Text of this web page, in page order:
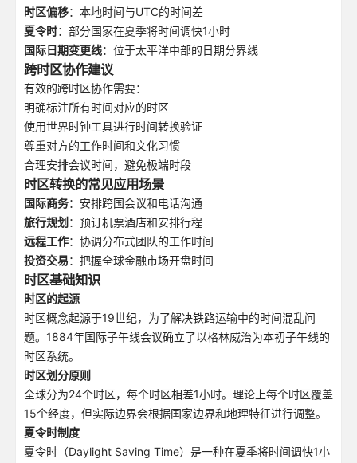
时区偏移：本地时间与UTC的时间差
夏令时：部分国家在夏季将时间调快1小时
国际日期变更线：位于太平洋中部的日期分界线
跨时区协作建议
有效的跨时区协作需要：
明确标注所有时间对应的时区
使用世界时钟工具进行时间转换验证
尊重对方的工作时间和文化习惯
合理安排会议时间，避免极端时段
时区转换的常见应用场景
国际商务：安排跨国会议和电话沟通
旅行规划 ：预订机票酒店和安排行程
远程工作：协调分布式团队的工作时间
投资交易：把握全球金融市场开盘时间
时区基础知识
时区的起源
时区概念起源于19世纪，为了解决铁路运输中的时间混乱问
题。1884年国际子午线会议确立了以格林威治为本初子午线的
时区系统。
时区划分原则
全球分为24个时区，每个时区相差1小时。理论上每个时区覆盖
15个经度，但实际边界会根据国家边界和地理特征进行调整。
夏令时制度
夏令时（Daylight Saving Time）是一种在夏季将时间调快1小